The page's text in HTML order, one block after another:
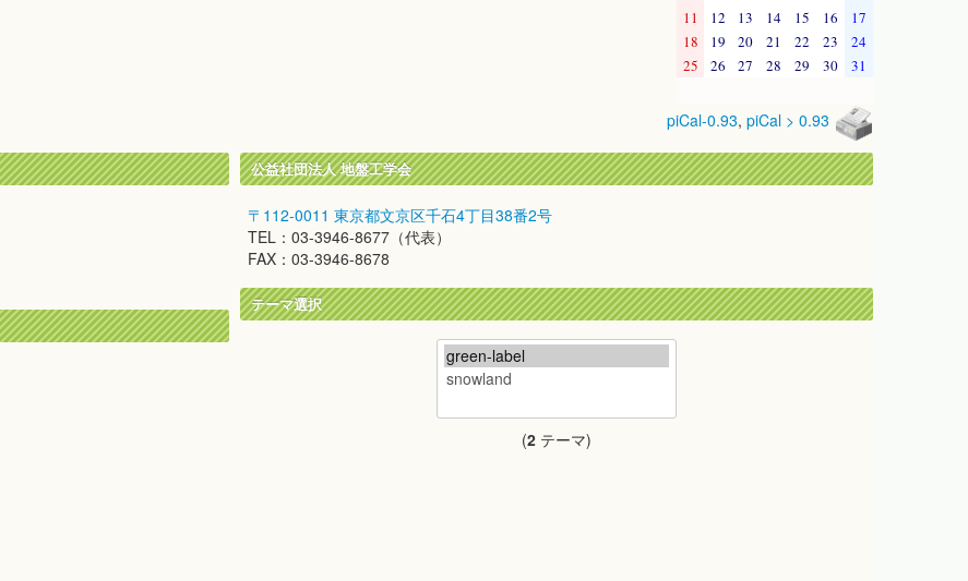
11
12 13 14 15 16
17
18
19 20 21 22 23
24
25
26 27 28 29 30 31
piCal-0.93, piCal > 0.93
公益社団法人 地盤工学会
〒112-0011 東京都文京区千石4丁目38番2号
TEL：03-3946-8677（代表）
FAX：03-3946-8678
テーマ選択
(2 テーマ)